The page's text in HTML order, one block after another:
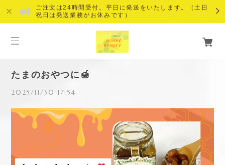
ご注文は24時間受付。平日に発送をいたします。（土日
祝日は発送業務がお休みです）
たまのおやつに🍯
2025/11/30 17:54